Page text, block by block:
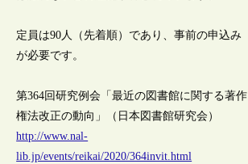
定員は90人（先着順）であり、事前の申込み
が必要です。
第364回研究例会「最近の図書館に関する著作
権法改正の動向」（日本図書館研究会）
http://www.nal-
lib.jp/events/reikai/2020/364invit.html